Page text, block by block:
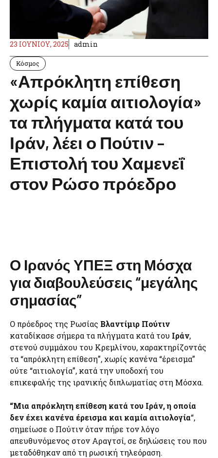
23 ΙΟΥΝΊΟΥ, 2025 admin
Κόσμος
«Απρόκλητη επίθεση
χωρίς καμία αιτιολογία»
τα πλήγματα κατά του
Ιράν, λέει ο Πούτιν –
Επιστολή του Χαμενεΐ
στον Ρώσο πρόεδρο
Ο Ιρανός ΥΠΕΞ στη Μόσχα
για διαβουλεύσεις “μεγάλης
σημασίας”
Ο πρόεδρος της Ρωσίας Βλαντίμιρ Πούτιν
καταδίκασε σήμερα τα πλήγματα κατά του Ιράν,
στενού συμμάχου του Κρεμλίνου, χαρακτηρίζοντάς
τα “απρόκλητη επίθεση”, χωρίς κανένα “έρεισμα”
ούτε “αιτιολογία”, κατά την υποδοχή του
επικεφαλής της ιρανικής διπλωματίας στη Μόσχα.
“Μια απρόκλητη επίθεση κατά του Ιράν, η οποία
δεν έχει κανένα έρεισμα και καμία αιτιολογία“,
σημείωσε ο Πούτιν όταν πήρε τον λόγο
απευθυνόμενος στον Αραγτσί, σε δηλώσεις του που
μεταδόθηκαν από τη ρωσική τηλεόραση.